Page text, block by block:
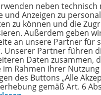
Sie mehr über die
neben
und Anzeigen zu
zu können und die
Außerdem geben
an unsere Partner für
Unserer Partner führen
Daten zusammen,
im Rahmen Ihrer
des Buttons „Alle
gemäß Art. 6